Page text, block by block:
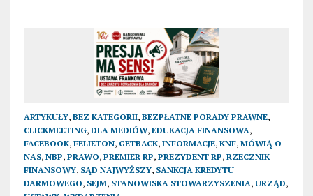
ARTYKUŁY, BEZ KATEGORII, BEZPŁATNE PORADY PRAWNE,
CLICKMEETING, DLA MEDIÓW, EDUKACJA FINANSOWA,
FACEBOOK, FELIETON, GETBACK, INFORMACJE, KNF, MÓWIĄ O
NAS, NBP, PRAWO, PREMIER RP, PREZYDENT RP, RZECZNIK
FINANSOWY, SĄD NAJWYŻSZY, SANKCJA KREDYTU
DARMOWEGO, SEJM, STANOWISKA STOWARZYSZENIA, URZĄD,